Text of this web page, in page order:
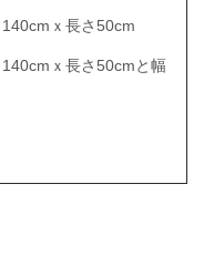
140cmｘ長さ50cm
140cmｘ長さ50cmと幅